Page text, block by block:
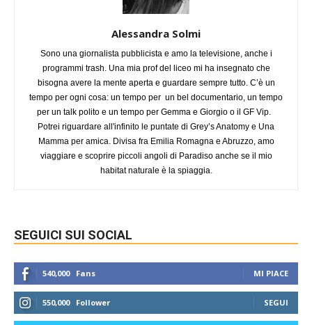
Alessandra Solmi
Sono una giornalista pubblicista e amo la televisione, anche i
programmi trash. Una mia prof del liceo mi ha insegnato che
bisogna avere la mente aperta e guardare sempre tutto. C’è un
tempo per ogni cosa: un tempo per un bel documentario, un tempo
per un talk polito e un tempo per Gemma e Giorgio o il GF Vip.
Potrei riguardare all'infinito le puntate di Grey’s Anatomy e Una
Mamma per amica. Divisa fra Emilia Romagna e Abruzzo, amo
viaggiare e scoprire piccoli angoli di Paradiso anche se il mio
habitat naturale è la spiaggia.
SEGUICI SUI SOCIAL
540,000 Fans MI PIACE
550,000 Follower SEGUI